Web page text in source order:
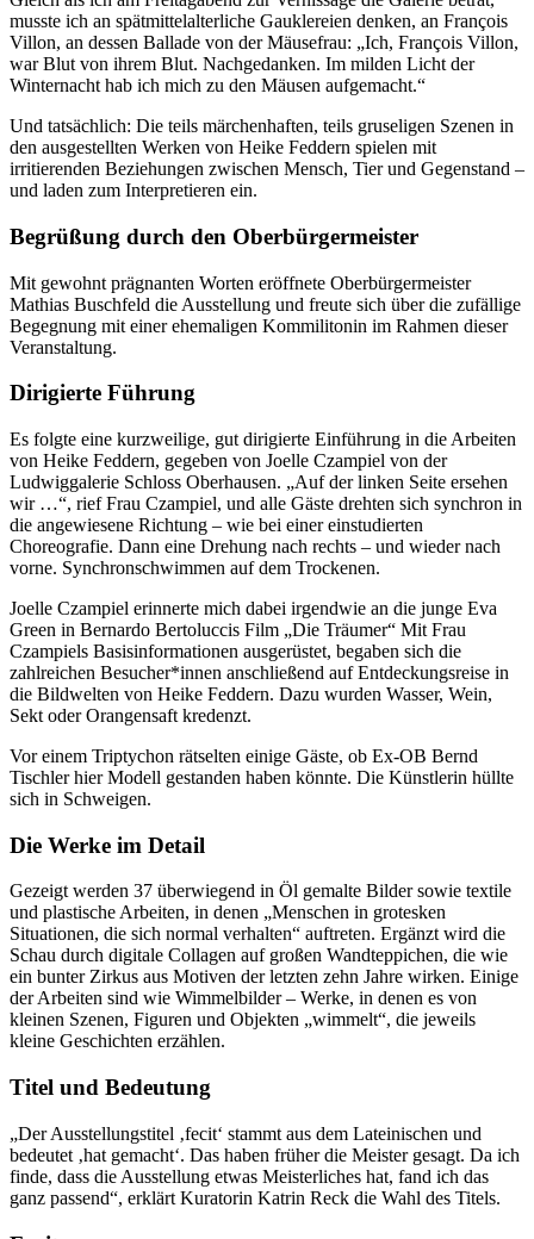
musste ich an spätmittelalterliche Gauklereien denken, an François
Villon, an dessen Ballade von der Mäusefrau: „Ich, François Villon,
war Blut von ihrem Blut. Nachgedanken. Im milden Licht der
Winternacht hab ich mich zu den Mäusen aufgemacht.“
Und tatsächlich: Die teils märchenhaften, teils gruseligen Szenen in
den ausgestellten Werken von Heike Feddern spielen mit
irritierenden Beziehungen zwischen Mensch, Tier und Gegenstand –
und laden zum Interpretieren ein.
Begrüßung durch den Oberbürgermeister
Mit gewohnt prägnanten Worten eröffnete Oberbürgermeister
Mathias Buschfeld die Ausstellung und freute sich über die zufällige
Begegnung mit einer ehemaligen Kommilitonin im Rahmen dieser
Veranstaltung.
Dirigierte Führung
Es folgte eine kurzweilige, gut dirigierte Einführung in die Arbeiten
von Heike Feddern, gegeben von Joelle Czampiel von der
Ludwiggalerie Schloss Oberhausen. „Auf der linken Seite ersehen
wir …“, rief Frau Czampiel, und alle Gäste drehten sich synchron in
die angewiesene Richtung – wie bei einer einstudierten
Choreografie. Dann eine Drehung nach rechts – und wieder nach
vorne. Synchronschwimmen auf dem Trockenen.
Joelle Czampiel erinnerte mich dabei irgendwie an die junge Eva
Green in Bernardo Bertoluccis Film „Die Träumer“ Mit Frau
Czampiels Basisinformationen ausgerüstet, begaben sich die
zahlreichen Besucher*innen anschließend auf Entdeckungsreise in
die Bildwelten von Heike Feddern. Dazu wurden Wasser, Wein,
Sekt oder Orangensaft kredenzt.
Vor einem Triptychon rätselten einige Gäste, ob Ex-OB Bernd
Tischler hier Modell gestanden haben könnte. Die Künstlerin hüllte
sich in Schweigen.
Die Werke im Detail
Gezeigt werden 37 überwiegend in Öl gemalte Bilder sowie textile
und plastische Arbeiten, in denen „Menschen in grotesken
Situationen, die sich normal verhalten“ auftreten. Ergänzt wird die
Schau durch digitale Collagen auf großen Wandteppichen, die wie
ein bunter Zirkus aus Motiven der letzten zehn Jahre wirken. Einige
der Arbeiten sind wie Wimmelbilder – Werke, in denen es von
kleinen Szenen, Figuren und Objekten „wimmelt“, die jeweils
kleine Geschichten erzählen.
Titel und Bedeutung
„Der Ausstellungstitel ‚fecit‘ stammt aus dem Lateinischen und
bedeutet ‚hat gemacht‘. Das haben früher die Meister gesagt. Da ich
finde, dass die Ausstellung etwas Meisterliches hat, fand ich das
ganz passend“, erklärt Kuratorin Katrin Reck die Wahl des Titels.